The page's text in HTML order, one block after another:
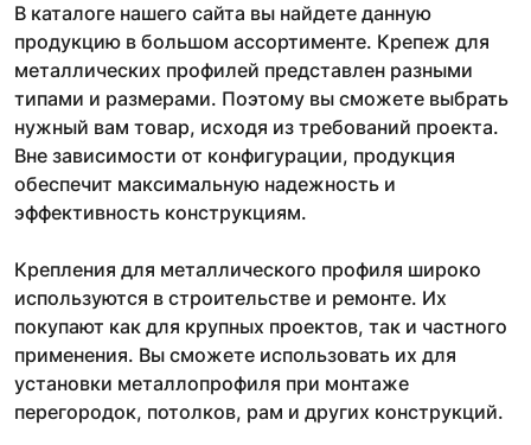
В каталоге нашего сайта вы найдете данную
продукцию в большом ассортименте. Крепеж для
металлических профилей представлен разными
типами и размерами. Поэтому вы сможете выбрать
нужный вам товар, исходя из требований проекта.
Вне зависимости от конфигурации, продукция
обеспечит максимальную надежность и
эффективность конструкциям.
Крепления для металлического профиля широко
используются в строительстве и ремонте. Их
покупают как для крупных проектов, так и частного
применения. Вы сможете использовать их для
установки металлопрофиля при монтаже
перегородок, потолков, рам и других конструкций.